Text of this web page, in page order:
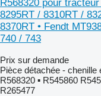
R568320 pour
8295RT / 8310RT /
8370RT • Fendt
740 / 743
Prix sur demande
Pièce détachée - chenille
R568320 ▪ R545860
R265477